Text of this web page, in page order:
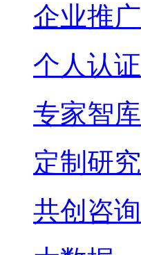
企业推广
个人认证
专家智库
定制研究
共创咨询